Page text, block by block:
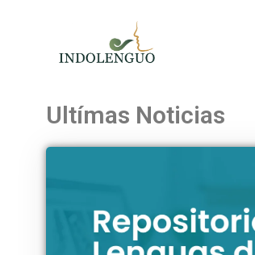
Ultímas Noticias